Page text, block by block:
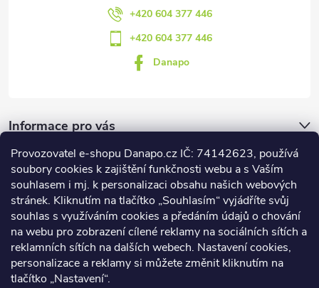
Provozovatel e-shopu Danapo.cz IČ: 74142623, používá
soubory cookies k zajištění funkčnosti webu a s Vaším
souhlasem i mj. k personalizaci obsahu našich webových
stránek. Kliknutím na tlačítko „Souhlasím“ vyjádříte svůj
souhlas s využíváním cookies a předáním údajů o chování
na webu pro zobrazení cílené reklamy na sociálních sítích a
reklamních sítích na dalších webech. Nastavení cookies,
personalizace a reklamy si můžete změnit kliknutím na
tlačítko „Nastavení“.
+420 604 377 446
+420 604 377 446
Danapo
Informace pro vás
Dotazník
Co upřednosťnujete?
Počet hlasů:437
Facebook